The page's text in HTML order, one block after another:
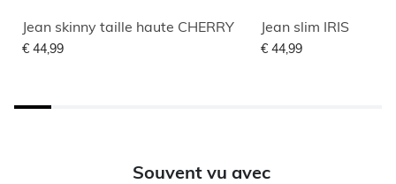
Jean skinny taille haute CHERRY
€ 44,99
Jean slim IRIS
€ 44,99
Souvent vu avec